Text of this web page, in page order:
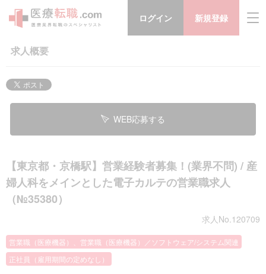
ログイン 新規登録
求人概要
WEB応募する
【東京都・京橋駅】営業経験者募集！(業界不問) / 産
婦人科をメインとした電子カルテの営業職求人
（№35380）
求人No.120709
営業職（医療機器）、営業職（医療機器）／ソフトウェア/システム関連
正社員（雇用期間の定めなし）